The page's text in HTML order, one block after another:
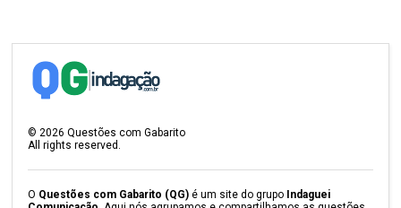
© 2026 Questões com Gabarito
All rights reserved.
O Questões com Gabarito (QG) é um site do grupo Indaguei